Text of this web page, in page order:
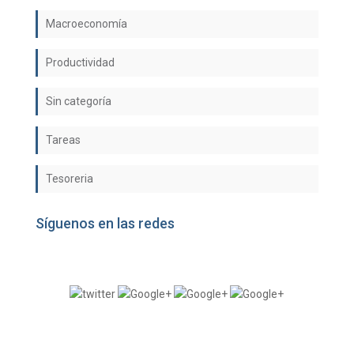
Macroeconomía
Productividad
Sin categoría
Tareas
Tesoreria
Síguenos en las redes